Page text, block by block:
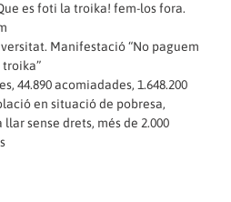
es foti la troika! fem-los fora.
Manifestació “No paguem
44.890 acomiadades, 1.648.200
en situació de pobresa,
sense drets, més de 2.000